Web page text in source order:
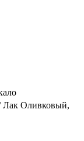
Лак Оливковый,